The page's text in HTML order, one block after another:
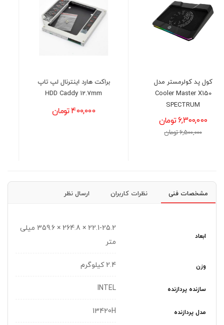
براکت هارد اینترنال لپ تاپ
HDD Caddy 12.7mm
کول پد کولرمستر مدل
Cooler Master
مشخصات فنی نظرات کاربران ارسال نظر
ابعاد
22.1-25.2 × 264.8 × 359.6 میلی
متر
وزن 2.4 کیلوگرم
سازنده پردازنده INTEL
مدل پردازنده 13420H